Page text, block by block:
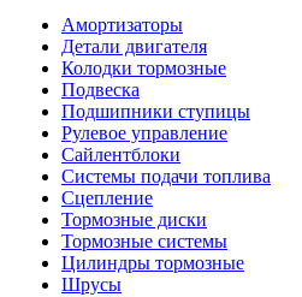
Амортизаторы
Детали двигателя
Колодки тормозные
Подвеска
Подшипники ступицы
Рулевое управление
Сайлентблоки
Системы подачи топлива
Сцепление
Тормозные диски
Тормозные системы
Цилиндры тормозные
Шрусы